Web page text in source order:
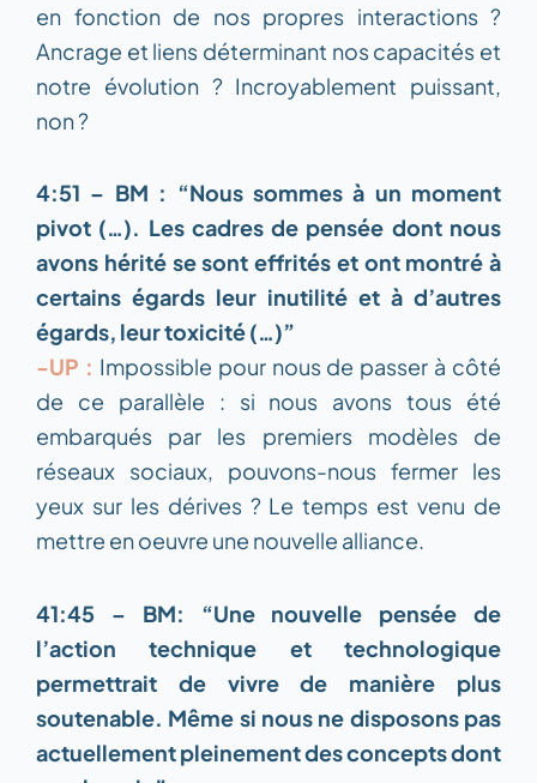
en fonction de nos propres interactions ?
Ancrage et liens déterminant nos capacités et
notre évolution ? Incroyablement puissant,
non ?
4:51 – BM : “Nous sommes à un moment
pivot (…). Les cadres de pensée dont nous
avons hérité se sont effrités et ont montré à
certains égards leur inutilité et à d’autres
égards, leur toxicité (…)”
-UP : Impossible pour nous de passer à côté
de ce parallèle : si nous avons tous été
embarqués par les premiers modèles de
réseaux sociaux, pouvons-nous fermer les
yeux sur les dérives ? Le temps est venu de
mettre en oeuvre une nouvelle alliance.
41:45 – BM: “Une nouvelle pensée de
l’action technique et technologique
permettrait de vivre de manière plus
soutenable. Même si nous ne disposons pas
actuellement pleinement des concepts dont